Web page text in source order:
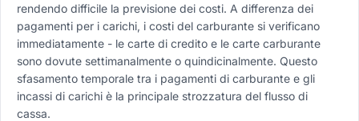
rendendo difficile la previsione dei costi. A differenza dei
pagamenti per i carichi, i costi del carburante si verificano
immediatamente - le carte di credito e le carte carburante
sono dovute settimanalmente o quindicinalmente. Questo
sfasamento temporale tra i pagamenti di carburante e gli
incassi di carichi è la principale strozzatura del flusso di
cassa.